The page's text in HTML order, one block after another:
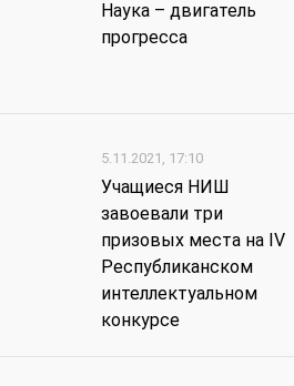
Наука – двигатель
прогресса
5.11.2021, 17:10
Учащиеся НИШ
завоевали три
призовых места на IV
Республиканском
интеллектуальном
конкурсе